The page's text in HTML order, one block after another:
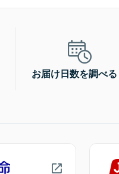
お届け日数を調べる